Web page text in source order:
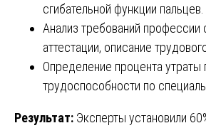
сгибательной функции пальцев.
Анализ требований профессии
аттестации, описание
Определение процента
трудоспособности по
Результат: Эксперты установили